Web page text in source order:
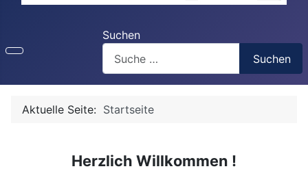
Suchen
Suchen
Aktuelle Seite: Startseite
Herzlich Willkommen !